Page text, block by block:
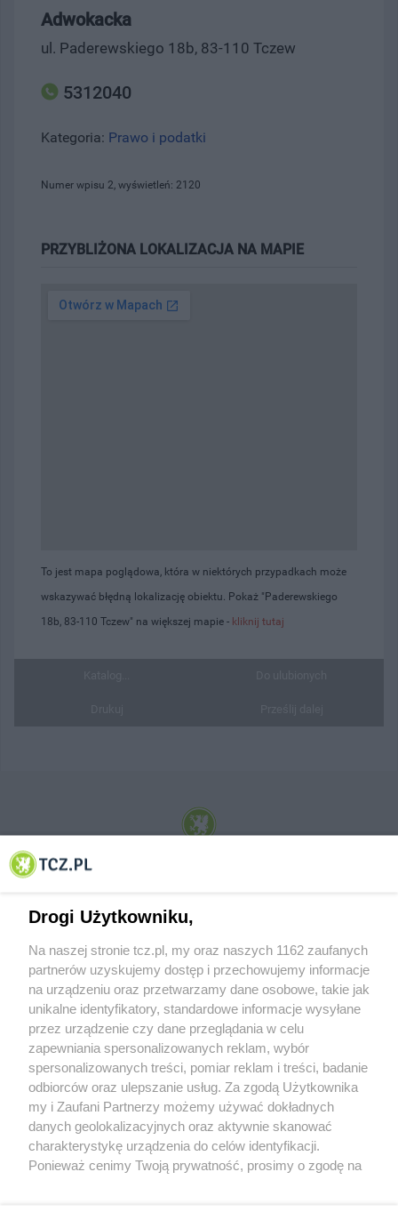
Adwokacka
ul. Paderewskiego 18b, 83-110 Tczew
5312040
Kategoria: Prawo i podatki
Numer wpisu 2, wyświetleń: 2120
PRZYBLIŻONA LOKALIZACJA NA MAPIE
To jest mapa poglądowa, która w niektórych przypadkach może
wskazywać błędną lokalizację obiektu. Pokaż "Paderewskiego
18b, 83-110 Tczew" na większej mapie - kliknij tutaj
© 2001-2026 Tczew - TCZ.PL Sp. z o.o. Internetowy Serwis Informacyjny Miasta
O FIRMIE POLITYKA PRYWATNOŚCI HOSTING
REKLAMA WSPÓŁPRACA RSS FACEBOOK KONTAKT
Nasze serwisy
Aktualności
Tcz24
Muzyka i kultura
Archiwum wydarzeń
Drogi Użytkowniku,
Na naszej stronie tcz.pl, my oraz naszych 1162 zaufanych
partnerów uzyskujemy dostęp i przechowujemy informacje
na urządzeniu oraz przetwarzamy dane osobowe, takie jak
unikalne identyfikatory, standardowe informacje wysyłane
przez urządzenie czy dane przeglądania w celu
zapewniania spersonalizowanych reklam, wybór
spersonalizowanych treści, pomiar reklam i treści, badanie
odbiorców oraz ulepszanie usług. Za zgodą Użytkownika
my i Zaufani Partnerzy możemy używać dokładnych
danych geolokalizacyjnych oraz aktywnie skanować
charakterystykę urządzenia do celów identyfikacji.
Ponieważ cenimy Twoją prywatność, prosimy o zgodę na